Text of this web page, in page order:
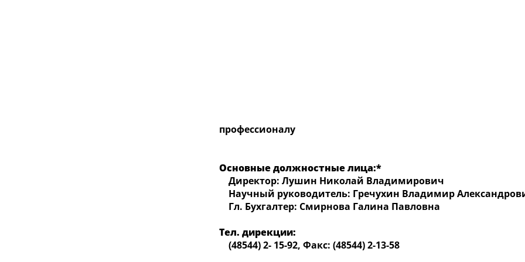
профессионалу
Основные должностные лица:*
Директор: Лушин Николай Владимирович
Научный руководитель: Гречухин Владимир
Гл. Бухгалтер: Смирнова Галина Павловна
Тел. дирекции:
(48544) 2- 15-92, Факс: (48544) 2-13-58